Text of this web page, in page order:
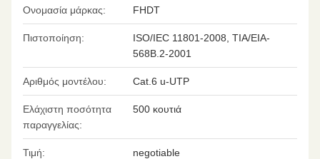
Ονομασία μάρκας: FHDT
Πιστοποίηση:
ISO/IEC 11801-2008, TIA/EIA-
568B.2-2001
Αριθμός μοντέλου: Cat.6 u-UTP
Ελάχιστη ποσότητα
παραγγελίας:
500 κουτιά
Τιμή: negotiable